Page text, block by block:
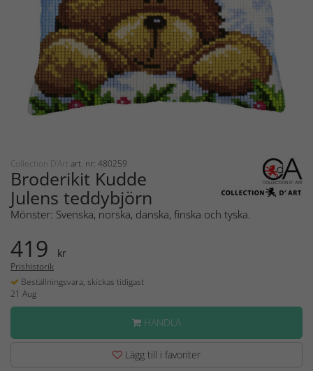
Collection D'Art art. nr: 480259
Broderikit Kudde
Julens teddybjörn
Mönster: Svenska, norska, danska, finska och tyska.
419 kr
Prishistorik
Beställningsvara, skickas tidigast
21 Aug
HANDLA
Lägg till i favoriter